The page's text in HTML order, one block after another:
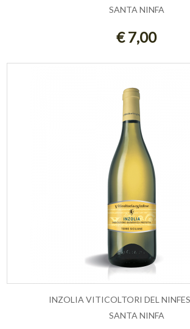
ESAURITO
SANTA NINFA
€ 7,00
ESAURITO
INZOLIA VITICOLTORI DEL
SANTA NINFA